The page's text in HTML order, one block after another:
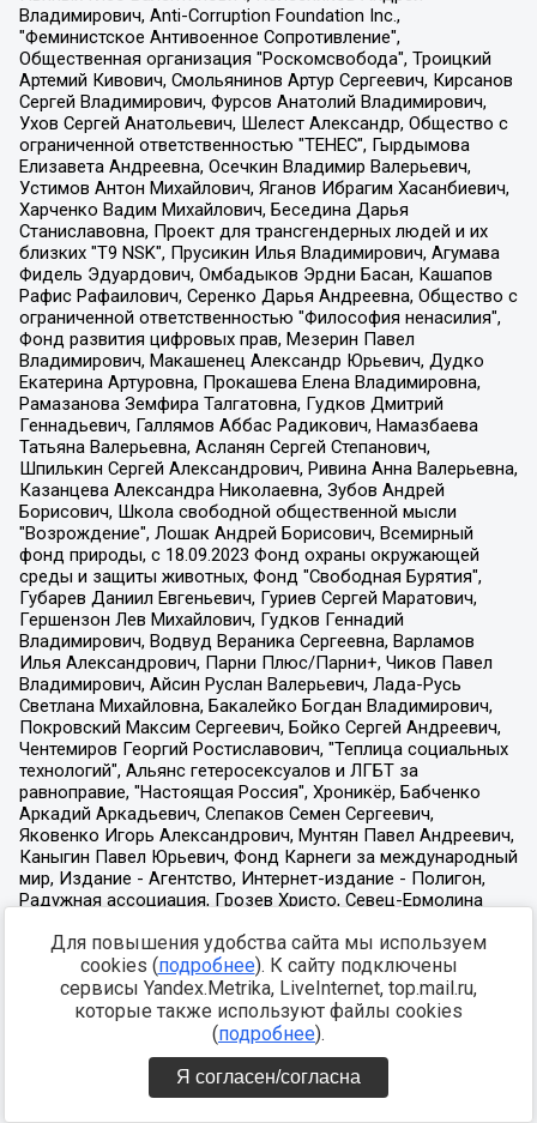
Для повышения удобства сайта мы используем
cookies (подробнее). К сайту подключены
сервисы Yandex.Metrika, LiveInternet, top.mail.ru,
которые также используют файлы cookies
(подробнее).
Я согласен/согласна